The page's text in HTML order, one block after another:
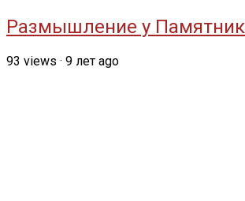
Размышление у
93 views · 9 лет ago